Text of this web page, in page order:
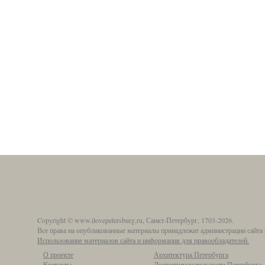
Copyright © www.ilovepetersburg.ru, Санкт-Петербург, 1703-2026.
Все права на опубликованные материалы принадлежат администрации сайта
Использование материалов сайта и информация для правообладателей.
О проекте
Архитектура Петербурга